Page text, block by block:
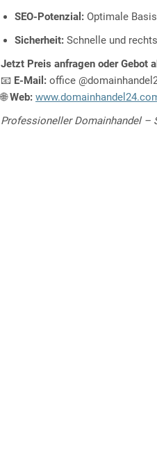
SEO-Potenzial: Optimale
Sicherheit: Schnelle und
Jetzt Preis anfragen oder Gebot
📧 E-Mail: office
🌐Web:
Professioneller Domainhandel –